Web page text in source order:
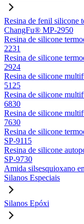
Resina de fenil silicone
ChangFu® MP-2950
Resina de silicone
2231
Resina de silicone
2924
Resina de silicone
5125
Resina de silicone
6830
Resina de silicone
7630
Resina de silicone
SP-9115
Resina de silicone
SP-9730
Amida silsesquioxano
Silanos Especiais
Silanos Epóxi